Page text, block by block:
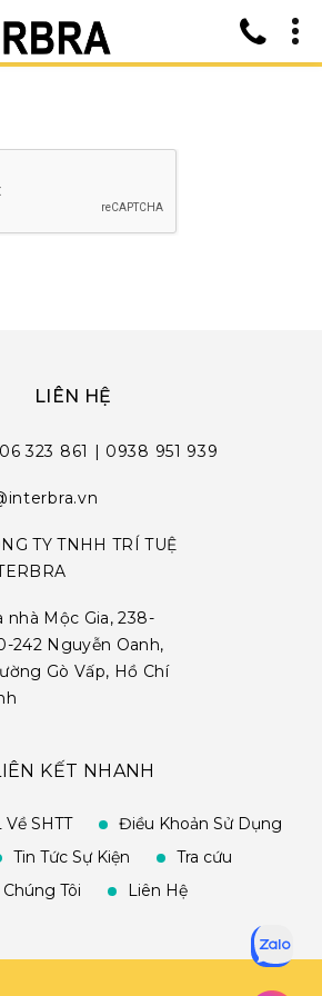
LIÊN HỆ
323 861 | 0938 951 939
TY TNHH TRÍ TUỆ
nhà Mộc Gia, 238-
242 Nguyễn Oanh,
Gò Vấp, Hồ Chí
KẾT NHANH
SHTT
Điều Khoản Sử Dụng
Tin Tức Sự Kiện
Tra cứu
Chúng Tôi
Liên Hệ